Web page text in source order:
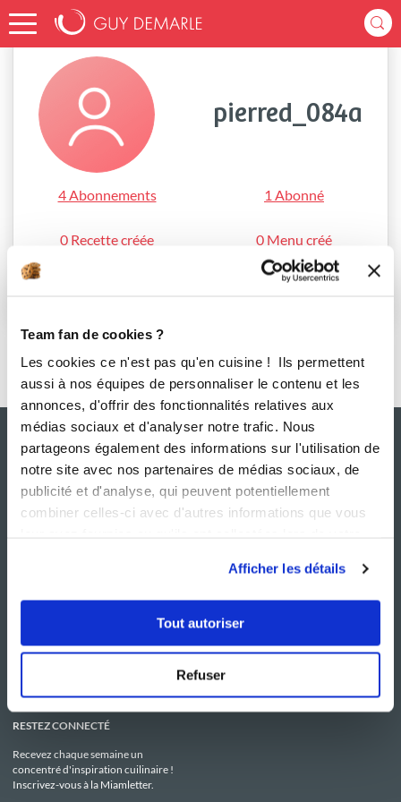
Team fan de cookies ?
Les cookies ce n'est pas qu'en cuisine ! Ils permettent
aussi à nos équipes de personnaliser le contenu et les
annonces, d'offrir des fonctionnalités relatives aux
médias sociaux et d'analyser notre trafic. Nous
partageons également des informations sur l'utilisation de
notre site avec nos partenaires de médias sociaux, de
publicité et d'analyse, qui peuvent potentiellement
combiner celles-ci avec d'autres informations que vous
Afficher les détails
Tout autoriser
Refuser
Accueil pierred_084a
pierred_084a
4 Abonnements 1 Abonné
0 Recette créée 0 Menu créé
Le Mag'
Boutique
C.G.U
Politique de confidentialité
Utilisation des Cookies
RESTEZ CONNECTÉ
Recevez chaque semaine un
concentré d'inspiration cuilinaire !
Inscrivez-vous à la Miamletter.